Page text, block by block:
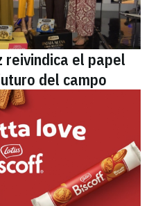
reivindica el papel
del campo